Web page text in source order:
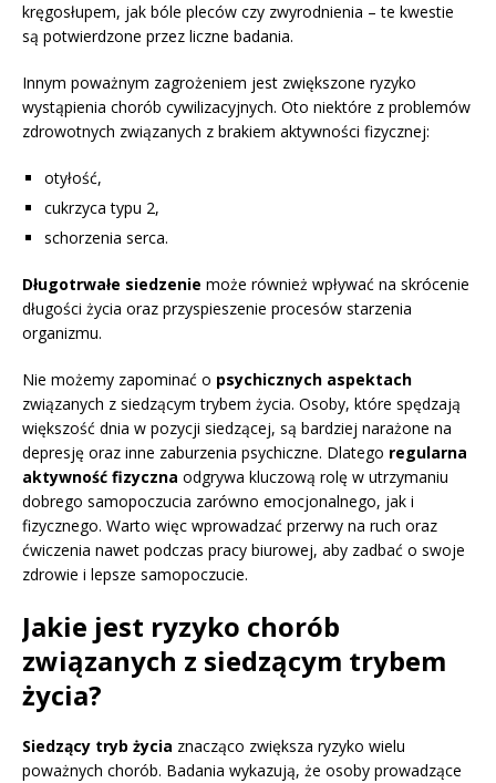
kręgosłupem, jak bóle pleców czy zwyrodnienia – te kwestie
są potwierdzone przez liczne badania.
Innym poważnym zagrożeniem jest zwiększone ryzyko
wystąpienia chorób cywilizacyjnych. Oto niektóre z problemów
zdrowotnych związanych z brakiem aktywności fizycznej:
otyłość,
cukrzyca typu 2,
schorzenia serca.
Długotrwałe siedzenie może również wpływać na skrócenie
długości życia oraz przyspieszenie procesów starzenia
organizmu.
Nie możemy zapominać o psychicznych aspektach
związanych z siedzącym trybem życia. Osoby, które spędzają
większość dnia w pozycji siedzącej, są bardziej narażone na
depresję oraz inne zaburzenia psychiczne. Dlatego regularna
aktywność fizyczna odgrywa kluczową rolę w utrzymaniu
dobrego samopoczucia zarówno emocjonalnego, jak i
fizycznego. Warto więc wprowadzać przerwy na ruch oraz
ćwiczenia nawet podczas pracy biurowej, aby zadbać o swoje
zdrowie i lepsze samopoczucie.
Jakie jest ryzyko chorób
związanych z siedzącym trybem
życia?
Siedzący tryb życia znacząco zwiększa ryzyko wielu
poważnych chorób. Badania wykazują, że osoby prowadzące